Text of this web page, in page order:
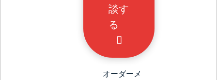
談す
る
オーダーメ